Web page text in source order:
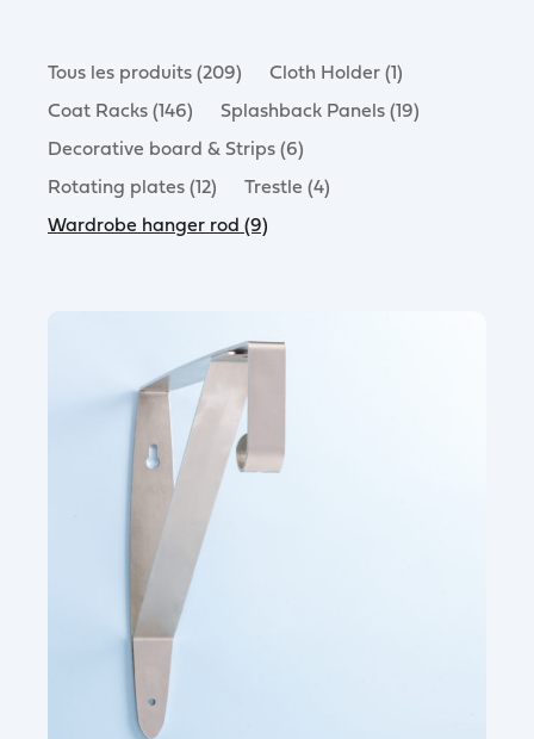
Tous les produits (209)
Cloth Holder (1)
Coat Racks (146)
Splashback Panels (19)
Decorative board & Strips (6)
Rotating plates (12)
Trestle (4)
Wardrobe hanger rod (9)